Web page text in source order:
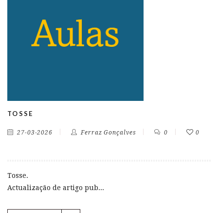
TOSSE
27-03-2026 Ferraz Gonçalves 0 0
Tosse.
Actualização de artigo pub...